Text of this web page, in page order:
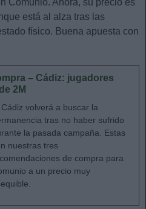
Comunio. Ahora, su precio es
está al alza tras las
físico. Buena apuesta con
– Cádiz: jugadores
2M
Cádiz volverá a buscar la
tras no haber sufrido
la pasada campaña. Estas
nuestras tres
de compra para
a un precio muy